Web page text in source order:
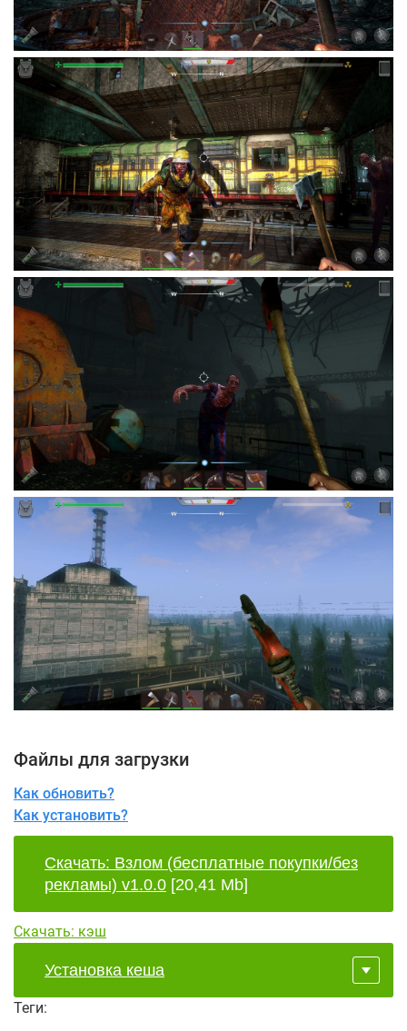
Файлы для загрузки
Как обновить?
Как установить?
Скачать: Взлом (бесплатные покупки/без
рекламы) v1.0.0 [20,41 Mb]
Скачать: кэш
Установка кеша
Теги: